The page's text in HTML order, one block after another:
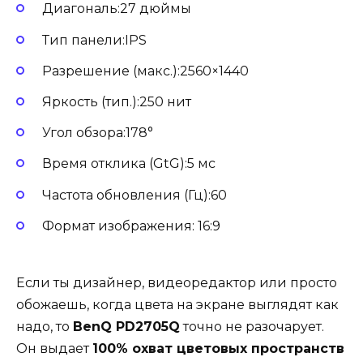
Диагональ:27 дюймы
Тип панели:IPS
Разрешение (макс.):2560×1440
Яркость (тип.):250 нит
Угол обзора:178°
Время отклика (GtG):5 мс
Частота обновления (Гц):60
Формат изображения: 16:9
Если ты дизайнер, видеоредактор или просто
обожаешь, когда цвета на экране выглядят как
надо, то BenQ PD2705Q точно не разочарует.
Он выдает 100% охват цветовых пространств